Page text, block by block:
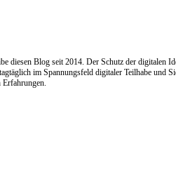
diesen Blog seit 2014. Der Schutz der digitalen
im Spannungsfeld digitaler Teilhabe und
Erfahrungen.